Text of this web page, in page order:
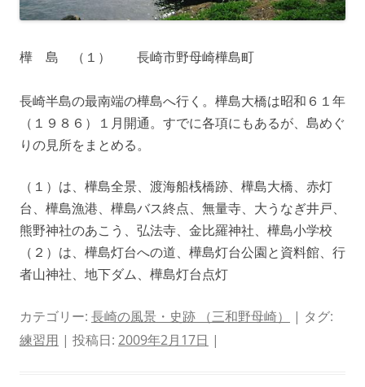
樺 島 （１） 長崎市野母崎樺島町
長崎半島の最南端の樺島へ行く。樺島大橋は昭和６１年
（１９８６）１月開通。すでに各項にもあるが、島めぐ
りの見所をまとめる。
（１）は、樺島全景、渡海船桟橋跡、樺島大橋、赤灯
台、樺島漁港、樺島バス終点、無量寺、大うなぎ井戸、
熊野神社のあこう、弘法寺、金比羅神社、樺島小学校
（２）は、樺島灯台への道、樺島灯台公園と資料館、行
者山神社、地下ダム、樺島灯台点灯
カテゴリー: 長崎の風景・史跡 （三和野母崎）
| タグ:
練習用 | 投稿日: 2009年2月17日 |